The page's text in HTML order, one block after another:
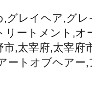
グレイヘア,グレ
ートメント,オ
,太宰府,太宰府
ートオブヘアー